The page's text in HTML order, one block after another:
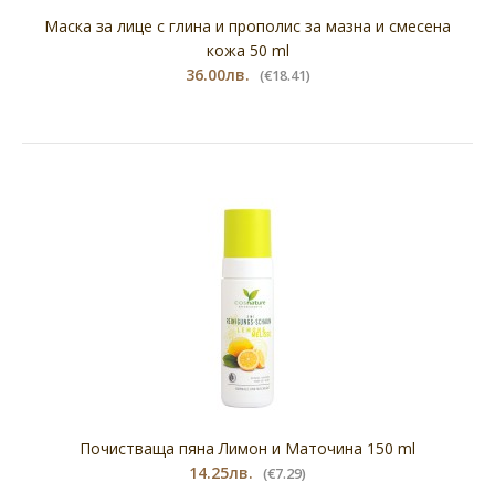
Маска за лице с глина и прополис за мазна и смесена
кожа 50 ml
36.00лв. (€18.41)
Почистваща пяна Лимон и Маточина 150 ml
14.25лв. (€7.29)